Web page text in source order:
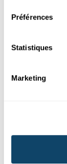
Préférences
Statistiques
Marketing
L’eau
Lizzie est
partie du cycle